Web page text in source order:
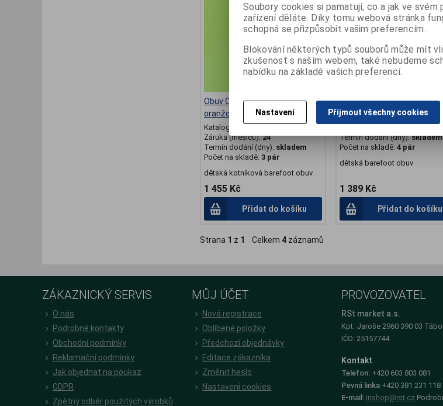
Obuv OK BARE dětská 2 SZ,
oranžová
Katalogové číslo:
Záruka (měsíců):24
Termín dodání (dny): skladem
Počet na skladě: 3 pár
dětská kotníková barefoot obuv
1 455 Kč
Přidat do košíku
Obuv OK BARE dětská 2 SZ,
béžová
Termín dodání (dny):skladem
Počet na skladě: 4 pár
dětská barefoot obuv
1 389 Kč
Přidat do košíku
Strana 1 z 1 Celkem 4 záznamů
ZÁKAZNICKÝ SERVIS
O nás
Podrobné kontakty
Obchodní podmínky
Reklamační podmínky
Jak objednat na poukaz
GDPR
Zpětný odběr použitých výrobků
MŮJ ÚČET
Nová registrace
Oblíbené položky
Předchozí objednávky
Editace zákazníka
Změnit heslo
Nastavení cookies
PROVOZOVATEL
RSt market a.s.
Kpt. Jaroše 2960 390 03
IČO: 25157744
Kontakt
Telefon: +420 603 803 081
Pevná linka +420 381 231 118
E-mail: inshop@rst.cz
Soubory cookies si pamatují, co a jak ve svém
zařízení děláte. Díky tomu webová stránka
schopná se přizpůsobit vašim preferencím.
Blokování některých typů souborů může mít
zkušenost s naším webem, také nebudeme
nabídku na základě vašich preferencí.
Nastavení Přijmout všechny cookies